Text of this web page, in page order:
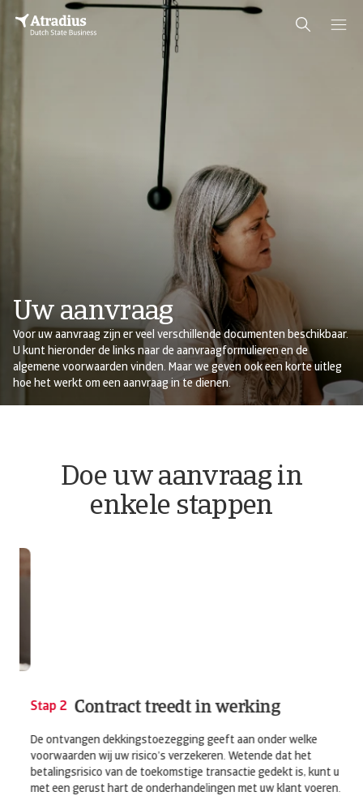
Uw aanvraag
Voor uw aanvraag zijn er veel verschillende documenten beschikbaar.
U kunt hieronder de links naar de aanvraagformulieren en de
algemene voorwaarden vinden. Maar we geven ook een korte uitleg
hoe het werkt om een aanvraag in te dienen.
Doe uw aanvraag in
enkele stappen
Stap 2 Contract treedt in werking
De ontvangen dekkingstoezegging geeft aan onder welke
voorwaarden wij uw risico’s verzekeren. Wetende dat het
betalingsrisico van de toekomstige transactie gedekt is, kunt u
met een gerust hart de onderhandelingen met uw klant voeren.